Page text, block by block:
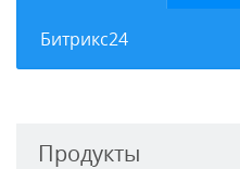
Битрикс24
Продукты